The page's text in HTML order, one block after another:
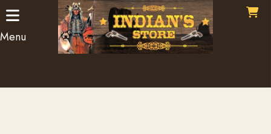
Menu
Panneau de gestion des cookies